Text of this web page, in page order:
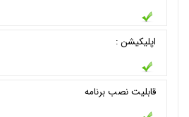
اپلیکیشن :
قابلیت نصب برنامه